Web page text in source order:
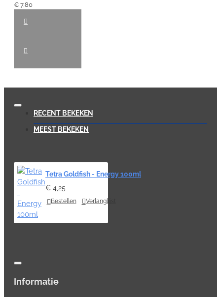
€ 7,80
RECENT BEKEKEN
MEEST BEKEKEN
Tetra Goldfish - Energy 100ml
€ 4,25
Bestellen Verlanglijst
Informatie